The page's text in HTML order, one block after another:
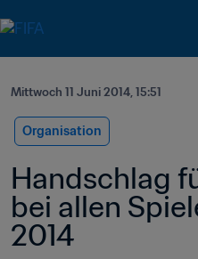
Mittwoch 11 Juni 2014, 15:51
Organisation
Handschlag
bei allen
2014